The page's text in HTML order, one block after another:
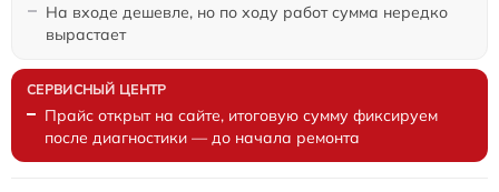
На входе дешевле, но по ходу работ сумма нередко
вырастает
Прайс открыт на сайте, итоговую сумму фиксируем
после диагностики — до начала ремонта